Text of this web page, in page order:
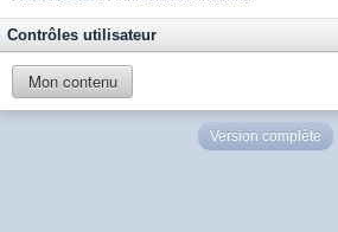
Contrôles utilisateur
Mon contenu
Version complète